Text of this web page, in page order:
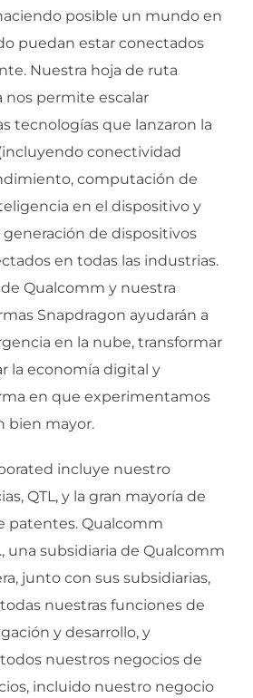
posible un mundo en
puedan estar conectados
Nuestra hoja de ruta
permite escalar
tecnologías que lanzaron la
conectividad
computación de
en el dispositivo y
generación de dispositivos
en todas las industrias.
Qualcomm y nuestra
Snapdragon ayudarán a
en la nube, transformar
la economía digital y
en que experimentamos
bien mayor.
incluye nuestro
QTL, y la gran mayoría de
patentes. Qualcomm
una subsidiaria de Qualcomm
junto con sus subsidiarias,
nuestras funciones de
y desarrollo, y
nuestros negocios de
incluido nuestro negocio